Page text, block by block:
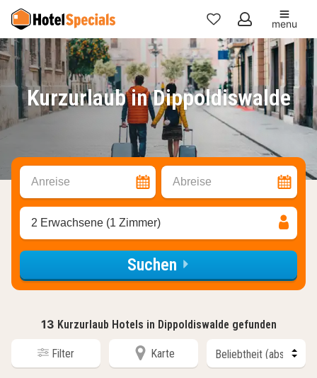
Meine
Favoriten
menu
Kurzurlaub in Dippoldiswalde
Anreise Abreise
2 Erwachsene (1 Zimmer)
Suchen
13 Kurzurlaub Hotels in Dippoldiswalde gefunden
Filter Karte